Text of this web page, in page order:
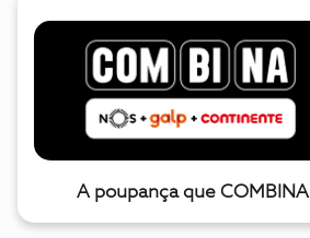
A poupança que COMBINA